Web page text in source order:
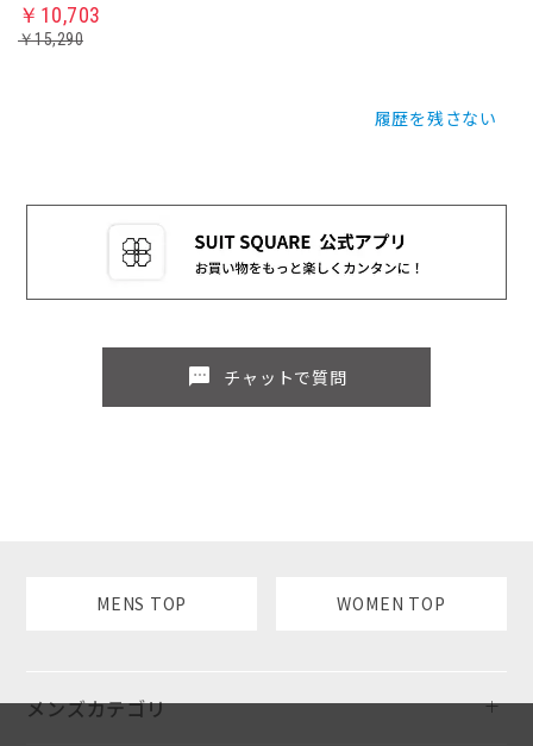
￥10,703
￥15,290
履歴を残さない
sms チャットで質問
MENS TOP WOMEN TOP
メンズカテゴリ